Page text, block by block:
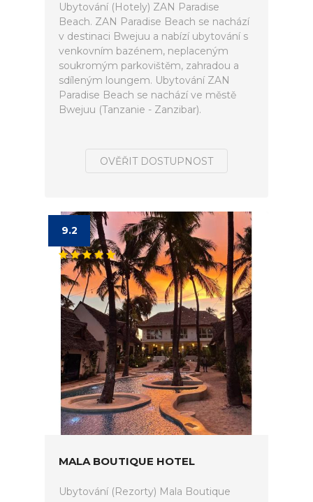
Ubytování (Hotely) ZAN Paradise
Beach. ZAN Paradise Beach se nachází
v destinaci Bwejuu a nabízí ubytování s
venkovním bazénem, neplaceným
soukromým parkovištěm, zahradou a
sdíleným loungem. Ubytování ZAN
Paradise Beach se nachází ve městě
Bwejuu (Tanzanie - Zanzibar).
OVĚŘIT DOSTUPNOST
9.2
MALA BOUTIQUE HOTEL
Ubytování (Rezorty) Mala Boutique